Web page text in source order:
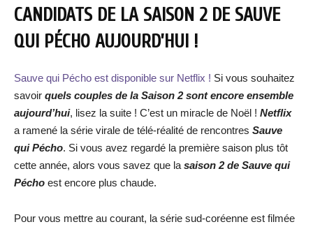
CANDIDATS DE LA SAISON 2 DE SAUVE
QUI PÉCHO AUJOURD’HUI !
Sauve qui Pécho est disponible sur Netflix ! Si vous souhaitez
savoir quels couples de la Saison 2 sont encore ensemble
aujourd’hui, lisez la suite ! C’est un miracle de Noël ! Netflix
a ramené la série virale de télé-réalité de rencontres Sauve
qui Pécho. Si vous avez regardé la première saison plus tôt
cette année, alors vous savez que la saison 2 de Sauve qui
Pécho est encore plus chaude.
Pour vous mettre au courant, la série sud-coréenne est filmée